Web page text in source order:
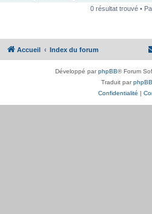
0 résultat trouvé •
Accueil Index du forum
Développé parphpBB® Forum
Traduit par
Confidentialité |